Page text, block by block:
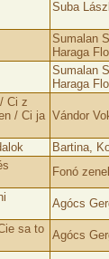
Suba
Sumalan
Haraga
Sumalan
Haraga
Ci z
/ Ci ja Vándor
Bartina,
Fonó
Agócs
sa to
Agócs